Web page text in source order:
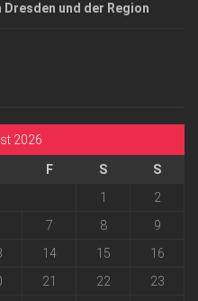
und der Region
2026
F S
S
1
2
7 8
9
14 15
16
21 22
23